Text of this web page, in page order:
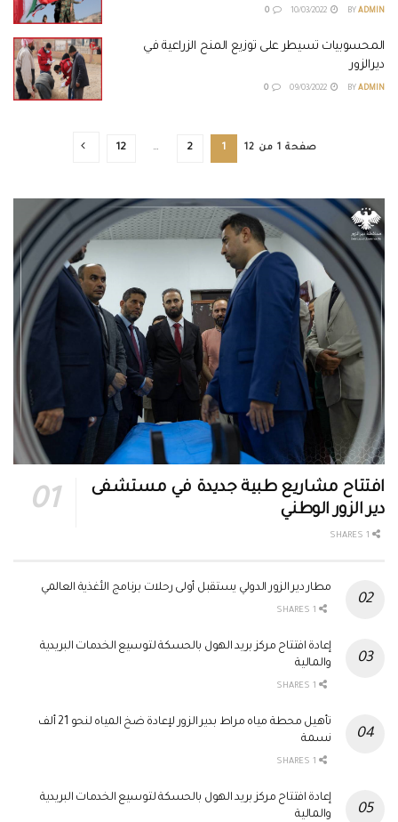
BY ADMIN
المحسوبيات تسيطر على توزيع المنح الزراعية في
ديرالزور
BY ADMIN
صفحة 1 من 12 1
2
…
12
افتتاح مشاريع طبية جديدة في مستشفى
دير الزور الوطني
مطار دير الزور الدولي يستقبل أولى رحلات برنامج الأغذية العالمي
إعادة افتتاح مركز بريد الهول بالحسكة لتوسيع الخدمات البريدية
والمالية
تأهيل محطة مياه مراط بدير الزور لإعادة ضخ المياه لنحو 21 ألف
نسمة
إعادة افتتاح مركز بريد الهول بالحسكة لتوسيع الخدمات البريدية
والمالية